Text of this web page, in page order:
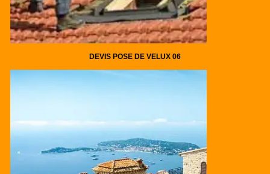
DEVIS POSE DE VELUX 06